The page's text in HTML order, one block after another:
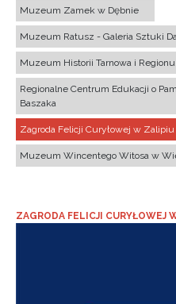
Muzeum Zamek w Dębnie
Muzeum Ratusz - Galeria Sztuki
Muzeum Historii Tarnowa i Regionu
Regionalne Centrum Edukacji o
Baszaka
Zagroda Felicji Curyłowej w Zalipiu
Muzeum Wincentego Witosa w
ZAGRODA FELICJI CURYŁOWEJ